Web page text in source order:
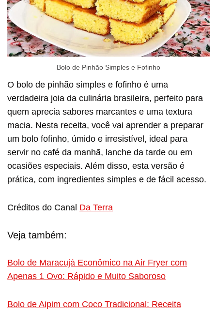
Bolo de Pinhão Simples e Fofinho
O bolo de pinhão simples e fofinho é uma
verdadeira joia da culinária brasileira, perfeito para
quem aprecia sabores marcantes e uma textura
macia. Nesta receita, você vai aprender a preparar
um bolo fofinho, úmido e irresistível, ideal para
servir no café da manhã, lanche da tarde ou em
ocasiões especiais. Além disso, esta versão é
prática, com ingredientes simples e de fácil acesso.
Créditos do Canal Da Terra
Veja também:
Bolo de Maracujá Econômico na Air Fryer com
Apenas 1 Ovo: Rápido e Muito Saboroso
Bolo de Aipim com Coco Tradicional: Receita